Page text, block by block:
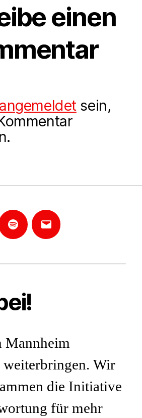
einen
angemeldet sein,
Mannheim-
E-
Mannheim
weiterbringen. Wir
die Initiative
für mehr